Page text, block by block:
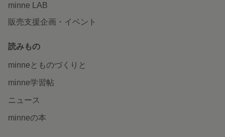
minne LAB
販売支援企画・イベント
読みもの
minneとものづくりと
minne学習帖
ニュース
minneの本